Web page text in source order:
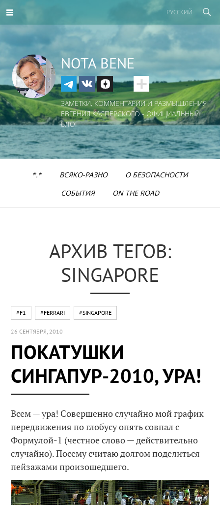
РУССКИЙ
NOTA BENE
ЗАМЕТКИ, КОММЕНТАРИИ И РАЗМЫШЛЕНИЯ
ЕВГЕНИЯ КАСПЕРСКОГО - ОФИЦИАЛЬНЫЙ
БЛОГ
*.* ВСЯКО-РАЗНО
О БЕЗОПАСНОСТИ
СОБЫТИЯ
ON THE ROAD
АРХИВ ТЕГОВ:
SINGAPORE
#F1 #FERRARI #SINGAPORE
26 СЕНТЯБРЯ, 2010
ПОКАТУШКИ
СИНГАПУР-2010, УРА!
Всем — ура! Совершенно случайно мой график
передвижения по глобусу опять совпал с
Формулой-1 (честное слово — действительно
случайно). Посему считаю долгом поделиться
пейзажами произошедшего.